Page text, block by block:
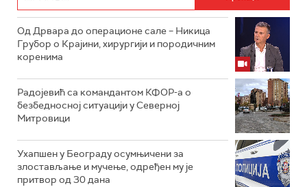
Од Дрвара до операционе сале – Никица
Грубор о Крајини, хирургији и породичним
коренима
Радојевић са командантом КФОР-а о
безбедносној ситуацији у Северној
Митровици
Ухапшен у Београду осумњичени за
злостављање и мучење, одређен му је
притвор од 30 дана